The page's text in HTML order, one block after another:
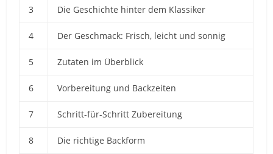
3 Die Geschichte hinter dem Klassiker
4 Der Geschmack: Frisch, leicht und sonnig
5 Zutaten im Überblick
6 Vorbereitung und Backzeiten
7 Schritt-für-Schritt Zubereitung
8 Die richtige Backform